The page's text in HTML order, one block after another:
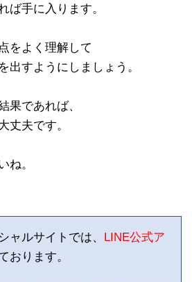
ば手に入ります。
をよく理解して
出すようにしましょう。
果であれば、
丈夫です。
ね。
ャルサイトでは、 LINE公式ア
おります。